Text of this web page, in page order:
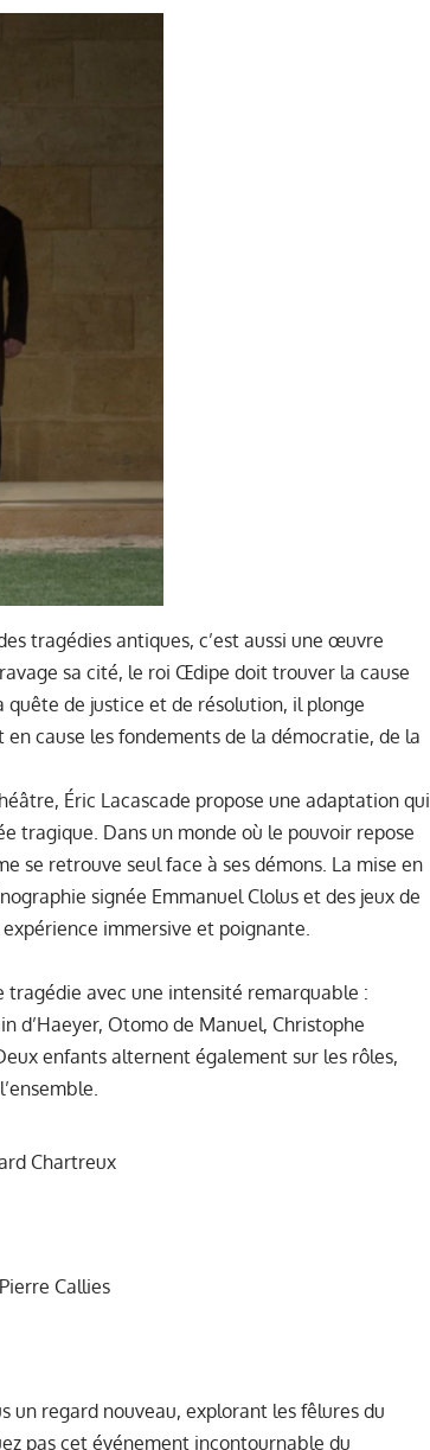
tragédies antiques, c’est aussi une œuvre
sa cité, le roi Œdipe doit trouver la cause
de justice et de résolution, il plonge
cause les fondements de la démocratie, de la
Éric Lacascade propose une adaptation qui
tragique. Dans un monde où le pouvoir repose
se retrouve seul face à ses démons. La mise en
signée Emmanuel Clolus et des jeux de
immersive et poignante.
avec une intensité remarquable :
d’Haeyer, Otomo de Manuel, Christophe
enfants alternent également sur les rôles,
Chartreux
Callies
un regard nouveau, explorant les fêlures du
pas cet événement incontournable du